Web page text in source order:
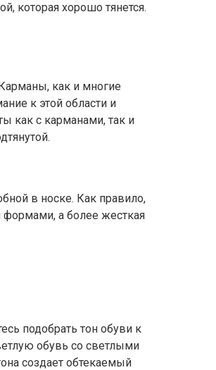
которая хорошо тянется.
как и многие
к этой области и
как с карманами, так и
в носке. Как правило,
а более жесткая
подобрать тон обуви к
обувь со светлыми
создает обтекаемый